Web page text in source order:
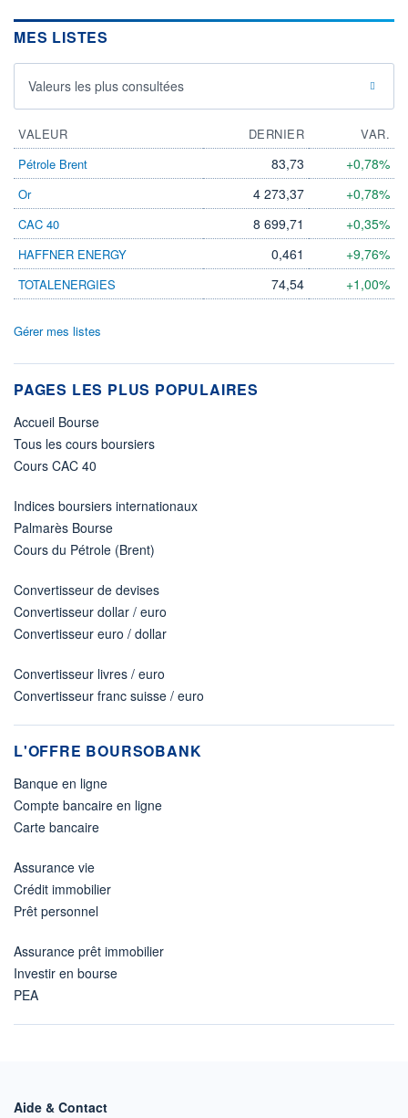
MES LISTES
Valeurs les plus consultées
VALEUR DERNIER
VAR.
Pétrole Brent
83,73 +0,78%
Or 4 273,37 +0,78%
CAC 40 8 699,71 +0,35%
HAFFNER ENERGY 0,461 +9,76%
TOTALENERGIES 74,54 +1,00%
Gérer mes listes
PAGES LES PLUS POPULAIRES
Accueil Bourse
Tous les cours boursiers
Cours CAC 40
Indices boursiers internationaux
Palmarès Bourse
Cours du Pétrole (Brent)
Convertisseur de devises
Convertisseur dollar / euro
Convertisseur euro / dollar
Convertisseur livres / euro
Convertisseur franc suisse / euro
L'OFFRE BOURSOBANK
Banque en ligne
Compte bancaire en ligne
Carte bancaire
Assurance vie
Crédit immobilier
Prêt personnel
Assurance prêt immobilier
Investir en bourse
PEA
Aide & Contact